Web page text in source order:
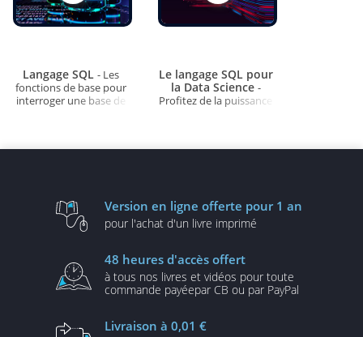
Langage SQL - Les
fonctions de base pour
interroger une base de
Le langage SQL pour
la Data Science -
Profitez de la puissance
Version en ligne offerte pour 1 an
pour l'achat d'un livre imprimé
48 heures d'accès offert
à tous nos livres et vidéos pour toute
commande payéepar CB ou par PayPal
Livraison à 0,01 €